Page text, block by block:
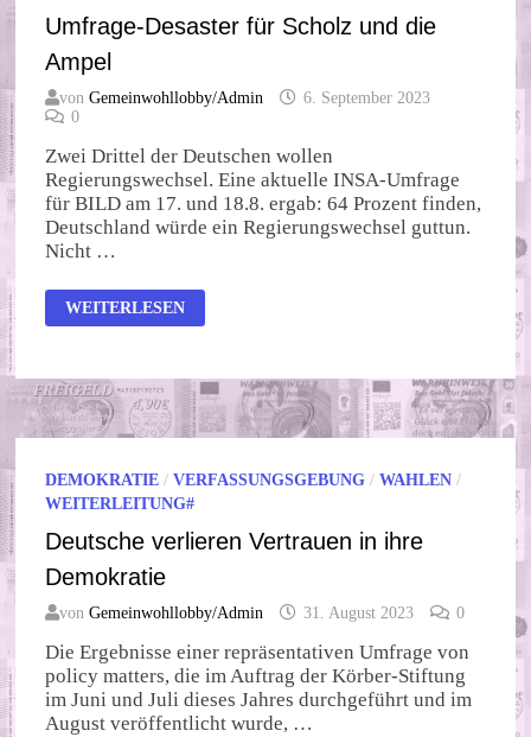
Umfrage-Desaster für Scholz und die
Ampel
vonGemeinwohllobby/Admin
6. September 2023
0
Zwei Drittel der Deutschen wollen
Regierungswechsel. Eine aktuelle INSA-Umfrage
für BILD am 17. und 18.8. ergab: 64 Prozent finden,
Deutschland würde ein Regierungswechsel guttun.
Nicht …
UMFRAGE-
DESASTER
DIE
AMPEL
WEITERLESEN
DEMOKRATIE /VERFASSUNGSGEBUNG /WAHLEN /
WEITERLEITUNG#
Deutsche verlieren Vertrauen in ihre
Demokratie
vonGemeinwohllobby/Admin 31. August 2023 0
Die Ergebnisse einer repräsentativen Umfrage von
policy matters, die im Auftrag der Körber-Stiftung
im Juni und Juli dieses Jahres durchgeführt und im
August veröffentlicht wurde, …